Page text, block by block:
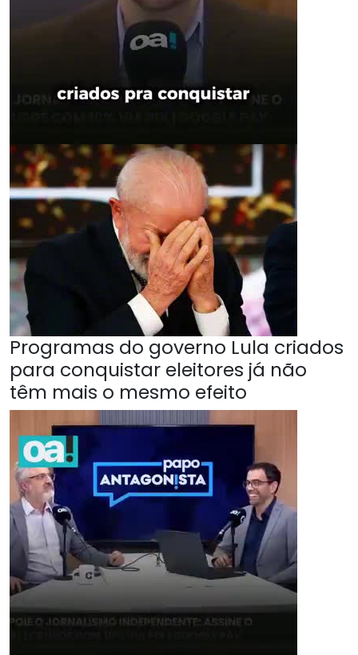
Programas do governo Lula criados
para conquistar eleitores já não
têm mais o mesmo efeito